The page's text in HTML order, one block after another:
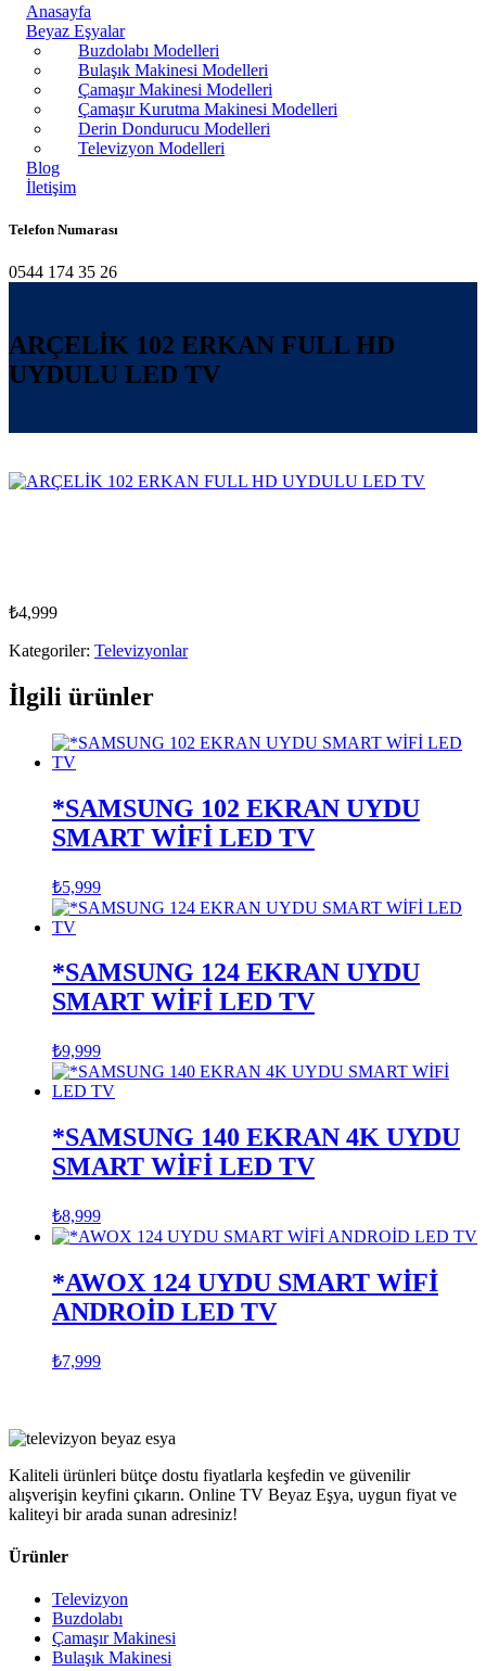
Anasayfa
Beyaz Eşyalar
Buzdolabı Modelleri
Bulaşık Makinesi Modelleri
Çamaşır Makinesi Modelleri
Çamaşır Kurutma Makinesi Modelleri
Derin Dondurucu Modelleri
Televizyon Modelleri
Blog
İletişim
Telefon Numarası
0544 174 35 26
ARÇELİK 102 ERKAN FULL HD
UYDULU LED TV
₺4,999
Kategoriler: Televizyonlar
İlgili ürünler
*SAMSUNG 102 EKRAN UYDU
SMART WİFİ LED TV
₺5,999
*SAMSUNG 124 EKRAN UYDU
SMART WİFİ LED TV
₺9,999
*SAMSUNG 140 EKRAN 4K UYDU
SMART WİFİ LED TV
₺8,999
*AWOX 124 UYDU SMART WİFİ
ANDROİD LED TV
₺7,999
Kaliteli ürünleri bütçe dostu fiyatlarla keşfedin ve güvenilir
alışverişin keyfini çıkarın. Online TV Beyaz Eşya, uygun fiyat ve
kaliteyi bir arada sunan adresiniz!
Ürünler
Televizyon
Buzdolabı
Çamaşır Makinesi
Bulaşık Makinesi